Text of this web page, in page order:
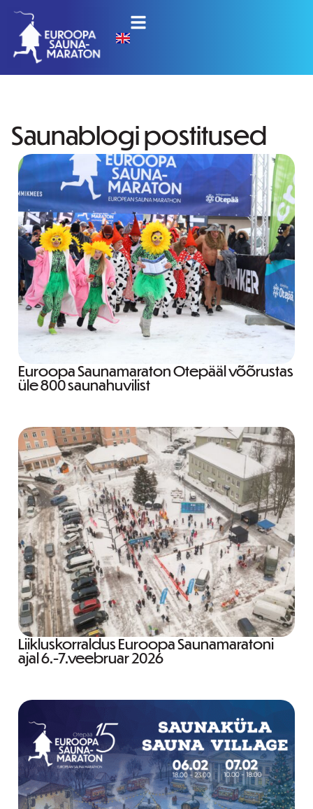
Saunablogi postitused
Euroopa Saunamaraton Otepääl võõrustas
üle 800 saunahuvilist
Liikluskorraldus Euroopa Saunamaratoni
ajal 6.-7.veebruar 2026